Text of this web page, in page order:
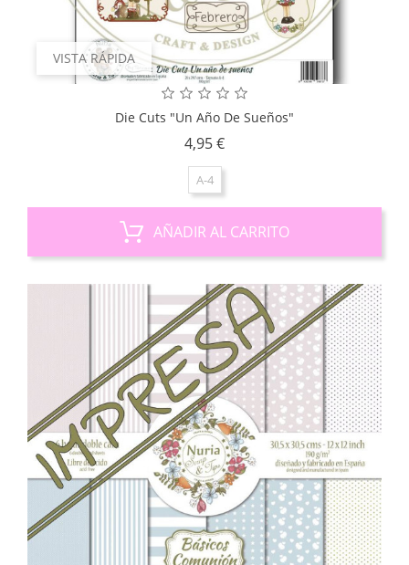
VISTA RÁPIDA
Die Cuts "Un Año De Sueños"
4,95 €Precio
A-4
AÑADIR AL CARRITO